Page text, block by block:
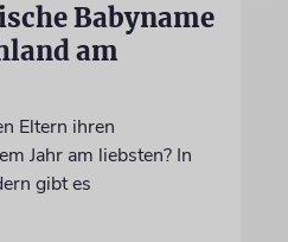
Babyname
am
Eltern ihren
Jahr am liebsten? In
gibt es